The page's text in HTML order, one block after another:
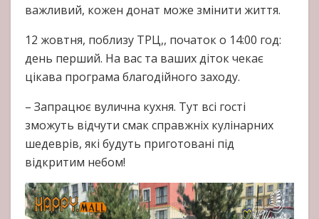
важливий, кожен донат може змінити життя.
12 жовтня, поблизу ТРЦ,, початок о 14:00 год:
день перший. На вас та ваших діток чекає
цікава програма благодійного заходу.
– Запрацює вулична кухня. Тут всі гості
зможуть відчути смак справжніх кулінарних
шедеврів, які будуть приготовані під
відкритим небом!